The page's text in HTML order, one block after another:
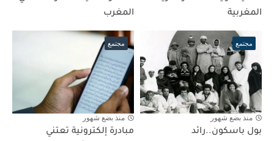
المغربية
المغرب
مجتمع
منذ بضع شهور
بول باسكون..رائد
مجتمع
منذ بضع شهور
مبادرة إلكترونية تعتني